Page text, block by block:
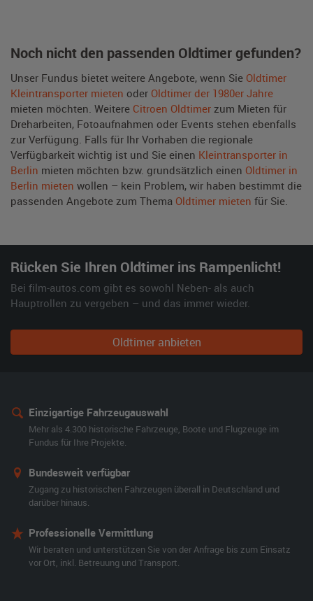
Noch nicht den passenden Oldtimer gefunden?
Unser Fundus bietet weitere Angebote, wenn Sie Oldtimer
Kleintransporter mieten oder Oldtimer der 1980er Jahre
mieten möchten. Weitere Citroen Oldtimer zum Mieten für
Dreharbeiten, Fotoaufnahmen oder Events stehen ebenfalls
zur Verfügung. Falls für Ihr Vorhaben die regionale
Verfügbarkeit wichtig ist und Sie einen Kleintransporter in
Berlin mieten möchten bzw. grundsätzlich einen Oldtimer in
Berlin mieten wollen – kein Problem, wir haben bestimmt die
passenden Angebote zum Thema Oldtimer mieten für Sie.
Rücken Sie Ihren Oldtimer ins Rampenlicht!
Bei film-autos.com gibt es sowohl Neben- als auch
Hauptrollen zu vergeben – und das immer wieder.
Oldtimer anbieten
Einzigartige Fahrzeugauswahl
Mehr als 4.300 historische Fahrzeuge, Boote und Flugzeuge im
Fundus für Ihre Projekte.
Bundesweit verfügbar
Zugang zu historischen Fahrzeugen überall in Deutschland und
darüber hinaus.
Professionelle Vermittlung
Wir beraten und unterstützen Sie von der Anfrage bis zum Einsatz
vor Ort, inkl. Betreuung und Transport.